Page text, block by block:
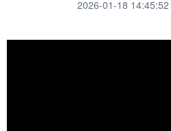
2026-01-18 14:45:52